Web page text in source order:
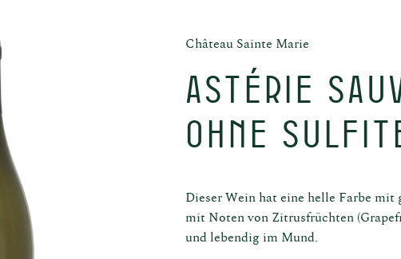
Château Sainte Marie
Astérie
OHNE
Dieser Wein hat eine helle Farbe mit
mit Noten von Zitrusfrüchten
und lebendig im Mund.